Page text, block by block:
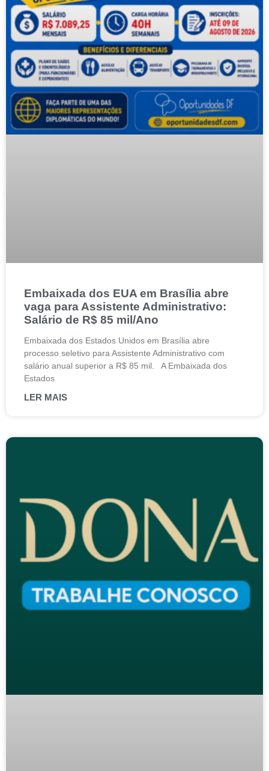
Embaixada dos EUA em Brasília abre
vaga para Assistente Administrativo:
Salário de R$ 85 mil/Ano
Embaixada dos Estados Unidos em Brasília abre
processo seletivo para Assistente Administrativo com
salário anual superior a R$ 85 mil. A Embaixada dos
Estados
LER MAIS